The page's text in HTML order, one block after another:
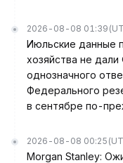
2026-08-08 01:39
Июльские данные
хозяйства не
однозначного
Федерального
в сентябре по-
2026-08-08 00:25
Morgan Stanley: